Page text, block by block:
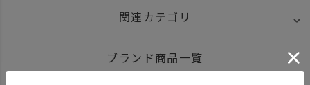
関連カテゴリ
UNBY SELECT NANGA - ナンガ
ブランド商品一覧